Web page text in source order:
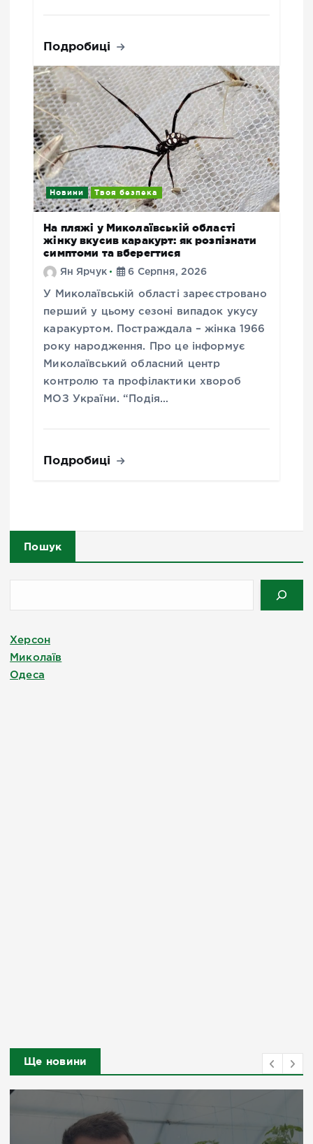
Подробиці
Новини Твоя безпека
На пляжі у Миколаївській області
жінку вкусив каракурт: як розпізнати
симптоми та вберегтися
Ян Ярчук 6 Серпня, 2026
У Миколаївській області зареєстровано
перший у цьому сезоні випадок укусу
каракуртом. Постраждала – жінка 1966
року народження. Про це інформує
Миколаївський обласний центр
контролю та профілактики хвороб
МОЗ України. “Подія…
Подробиці
Пошук
Херсон
Миколаїв
Одеса
Ще новини